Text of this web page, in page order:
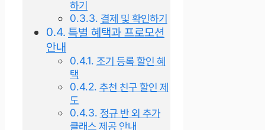
하기
결제 및 확인하기
특별 혜택과 프로모션
안내
조기 등록 할인 혜
택
추천 친구 할인 제
도
정규 반 외 추가
클래스 제공 안내